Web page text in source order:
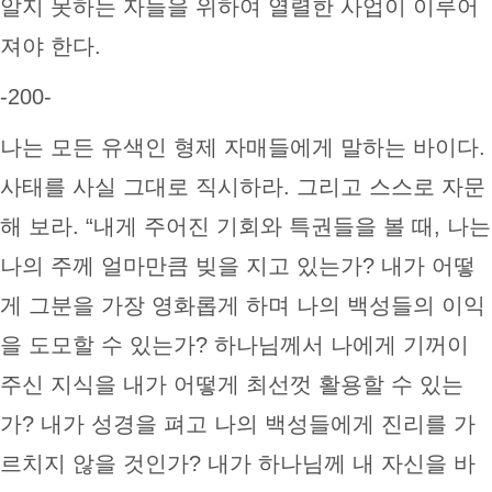
알지 못하는 자들을 위하여 열렬한 사업이 이루어
져야 한다.
-200-
나는 모든 유색인 형제 자매들에게 말하는 바이다.
사태를 사실 그대로 직시하라. 그리고 스스로 자문
해 보라. “내게 주어진 기회와 특권들을 볼 때, 나는
나의 주께 얼마만큼 빚을 지고 있는가? 내가 어떻
게 그분을 가장 영화롭게 하며 나의 백성들의 이익
을 도모할 수 있는가? 하나님께서 나에게 기꺼이
주신 지식을 내가 어떻게 최선껏 활용할 수 있는
가? 내가 성경을 펴고 나의 백성들에게 진리를 가
르치지 않을 것인가? 내가 하나님께 내 자신을 바